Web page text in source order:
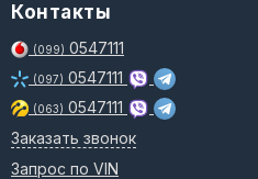
Контакты
(099) 0547111
(097) 0547111
(063) 0547111
Заказать звонок
Запрос по VIN